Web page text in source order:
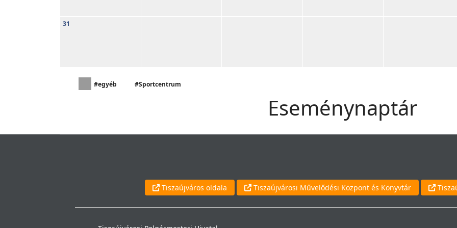
31
#egyéb #Sportcentrum
Eseménynaptár
Tiszaújváros oldala Tiszaújvárosi Művelődési Központ és Könyvtár